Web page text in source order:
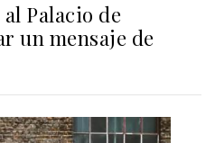
Palacio de
un mensaje de